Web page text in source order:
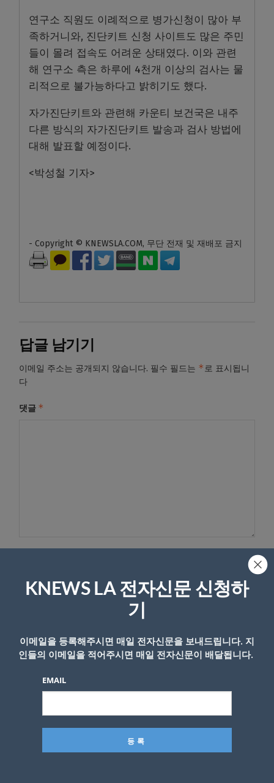
연구소 직원도 이례적으로 병가신청이 많아 부
족하거니와, 진단키트 신청 사이트도 많은 주민
들이 몰려 접속도 어려운 상태였다. 이와 관련
해 연구소 측은 하루에 4천개 이상의 검사는 물
리적으로 불가능하다고 밝히기도 했다.
자가진단키트와 관련해 카운티 보건국은 내주
다른 방식의 자가진단키트 발송과 검사 방법에
대해 발표할 예정이다.
<박성철 기자>
- Copyright © KNEWSLA.COM, 무단 전재 및 재배포 금지
답글 남기기
이메일 주소는 공개되지 않습니다. 필수 필드는 *로 표시됩니
다
댓글 *
KNEWS LA 전자신문 신청하
기
이메일을 등록해주시면 매일 전자신문을 보내드립니다. 지
인들의 이메일을 적어주시면 매일 전자신문이 배달됩니다.
EMAIL